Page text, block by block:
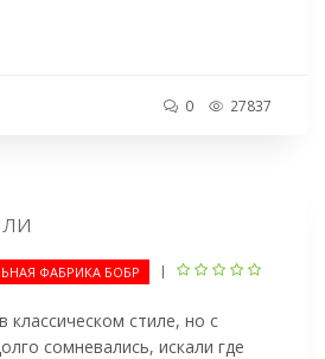
0 27837
ФАБРИКА БОБР |
классическом стиле, но с
сомневались, искали где